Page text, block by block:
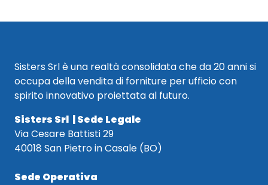
Sisters Srl è una realtà consolidata che da 20 anni si
occupa della vendita di forniture per ufficio con
spirito innovativo proiettata al futuro.
Sisters Srl | Sede Legale
Via Cesare Battisti 29
40018 San Pietro in Casale (BO)
Sede Operativa